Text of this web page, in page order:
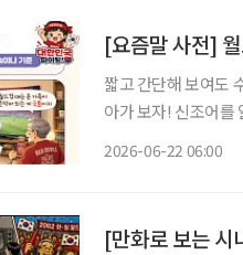
[요즘말 사전]
짧고 간단해 보여도
아가 보자! 신조어를
2026-06-22 06:00
[만화로 보는 시